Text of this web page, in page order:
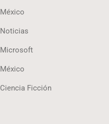
México
Noticias
Microsoft
México
Ciencia Ficción